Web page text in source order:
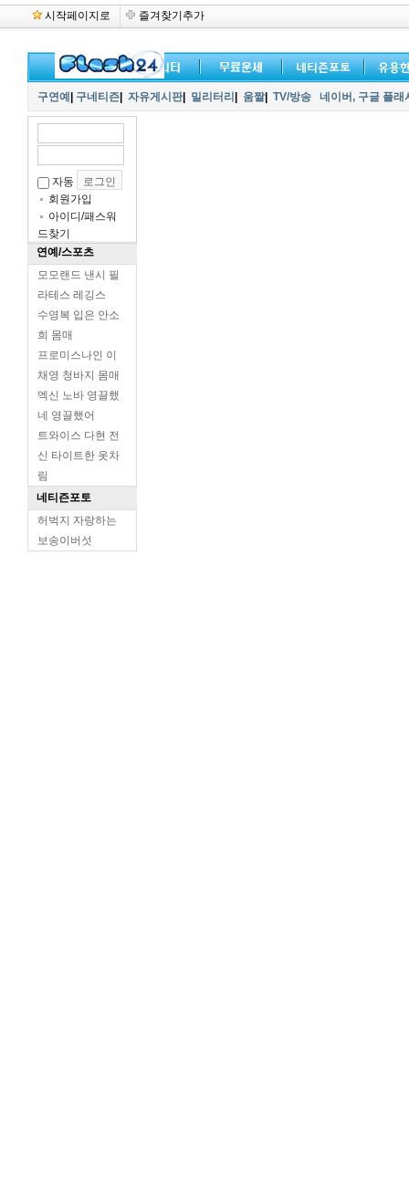
시작페이지로 즐겨찾기추가
구연예 구네티즌 자유게시판| 밀리터리 움짤| TV/방송 네이버, 구글 플
자동
회원가입
아이디/패스워
드찾기
연예/스포츠
모모랜드 낸시 필
라테스 레깅스
수영복 입은 안소
희 몸매
프로미스나인 이
채영 청바지 몸매
엑신 노바 영끌했
네 영끌했어
트와이스 다현 전
신 타이트한 옷차
림
네티즌포토
허벅지 자랑하는
보송이버섯